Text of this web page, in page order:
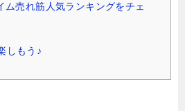
ム売れ筋人気ランキングをチェ
しもう♪